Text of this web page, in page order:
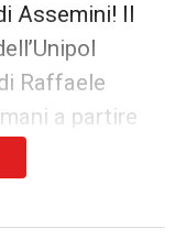
Assemini! Il
Raffaele
a partire
della
ed è a